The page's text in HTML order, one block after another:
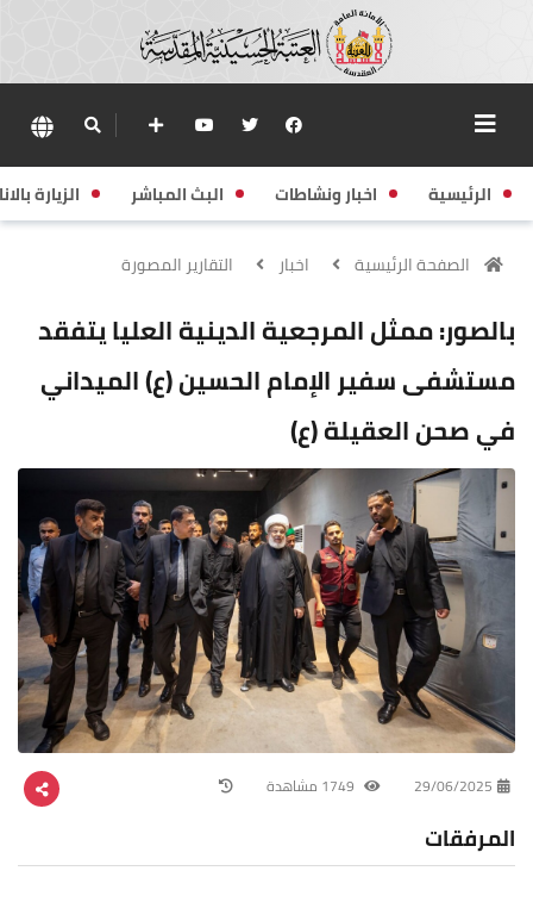
الرئيسية اخبار ونشاطات البث المباشر الزيارة
الصفحة الرئيسية اخبار التقارير المصورة
بالصور: ممثل المرجعية الدينية العليا يتفقد
مستشفى سفير الإمام الحسين (ع) الميداني
في صحن العقيلة (ع)
29/06/2025
المرفقات